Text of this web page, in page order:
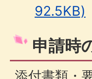
92.5KB)
申請時